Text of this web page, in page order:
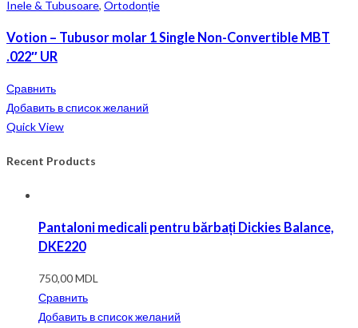
Inele & Tubusoare, Ortodonție
Votion – Tubusor molar 1 Single Non-Convertible MBT
.022″ UR
Сравнить
Добавить в список желаний
Quick View
Recent Products
Pantaloni medicali pentru bărbați Dickies Balance,
DKE220
750,00MDL
Сравнить
Добавить в список желаний